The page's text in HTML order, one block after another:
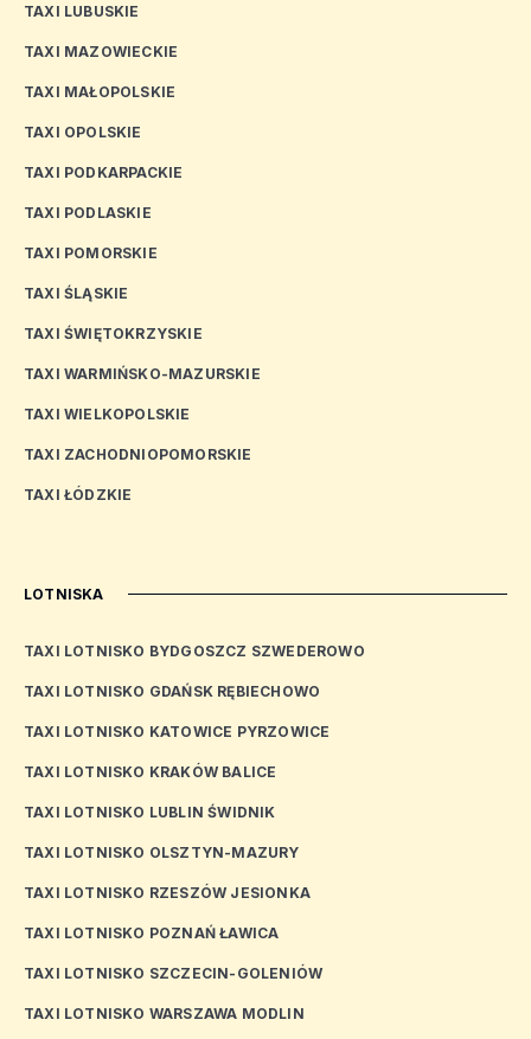
TAXI LUBUSKIE
TAXI MAZOWIECKIE
TAXI MAŁOPOLSKIE
TAXI OPOLSKIE
TAXI PODKARPACKIE
TAXI PODLASKIE
TAXI POMORSKIE
TAXI ŚLĄSKIE
TAXI ŚWIĘTOKRZYSKIE
TAXI WARMIŃSKO-MAZURSKIE
TAXI WIELKOPOLSKIE
TAXI ZACHODNIOPOMORSKIE
TAXI ŁÓDZKIE
LOTNISKA
TAXI LOTNISKO BYDGOSZCZ SZWEDEROWO
TAXI LOTNISKO GDAŃSK RĘBIECHOWO
TAXI LOTNISKO KATOWICE PYRZOWICE
TAXI LOTNISKO KRAKÓW BALICE
TAXI LOTNISKO LUBLIN ŚWIDNIK
TAXI LOTNISKO OLSZTYN-MAZURY
TAXI LOTNISKO RZESZÓW JESIONKA
TAXI LOTNISKO POZNAŃ ŁAWICA
TAXI LOTNISKO SZCZECIN-GOLENIÓW
TAXI LOTNISKO WARSZAWA MODLIN